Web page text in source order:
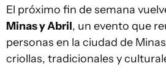
El próximo fin de semana
Minas y Abril, un evento que
personas en la ciudad de
criollas, tradicionales y